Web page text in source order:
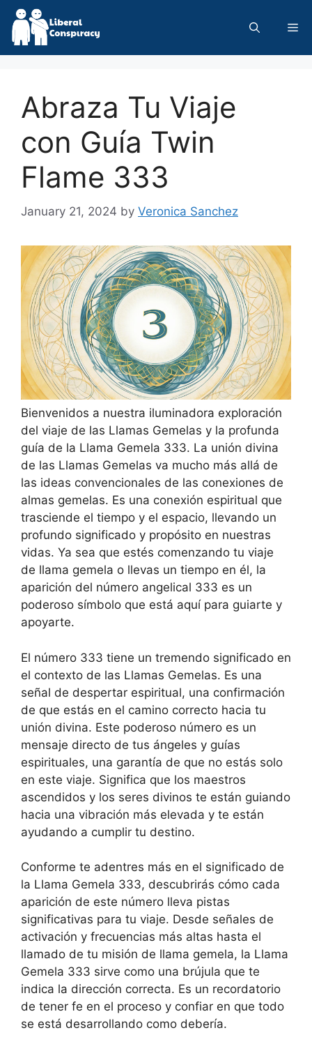
Skip
content
Abraza Tu Viaje
con Guía Twin
Flame 333
January 21, 2024 by Veronica Sanchez
Bienvenidos a nuestra iluminadora exploración
del viaje de las Llamas Gemelas y la profunda
guía de la Llama Gemela 333. La unión divina
de las Llamas Gemelas va mucho más allá de
las ideas convencionales de las conexiones de
almas gemelas. Es una conexión espiritual que
trasciende el tiempo y el espacio, llevando un
profundo significado y propósito en nuestras
vidas. Ya sea que estés comenzando tu viaje
de llama gemela o llevas un tiempo en él, la
aparición del número angelical 333 es un
poderoso símbolo que está aquí para guiarte y
apoyarte.
El número 333 tiene un tremendo significado en
el contexto de las Llamas Gemelas. Es una
señal de despertar espiritual, una confirmación
de que estás en el camino correcto hacia tu
unión divina. Este poderoso número es un
mensaje directo de tus ángeles y guías
espirituales, una garantía de que no estás solo
en este viaje. Significa que los maestros
ascendidos y los seres divinos te están guiando
hacia una vibración más elevada y te están
ayudando a cumplir tu destino.
Conforme te adentres más en el significado de
la Llama Gemela 333, descubrirás cómo cada
aparición de este número lleva pistas
significativas para tu viaje. Desde señales de
activación y frecuencias más altas hasta el
llamado de tu misión de llama gemela, la Llama
Gemela 333 sirve como una brújula que te
indica la dirección correcta. Es un recordatorio
de tener fe en el proceso y confiar en que todo
se está desarrollando como debería.